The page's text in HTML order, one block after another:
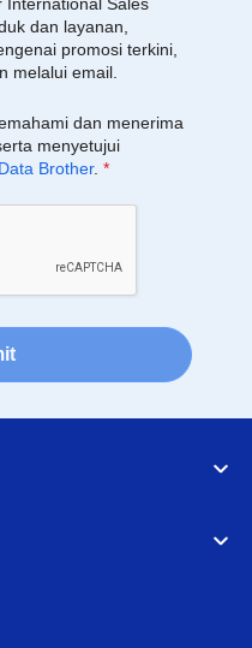
dan layanan,
promosi terkini,
melalui email.
dan menerima
menyetujui
Brother. *